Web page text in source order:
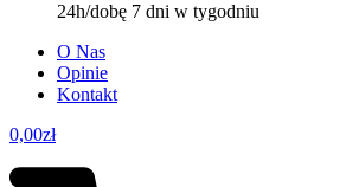
24h/dobę 7 dni w tygodniu
O Nas
Opinie
Kontakt
0,00zł